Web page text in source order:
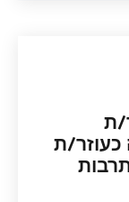
ת
כעוזר/ת